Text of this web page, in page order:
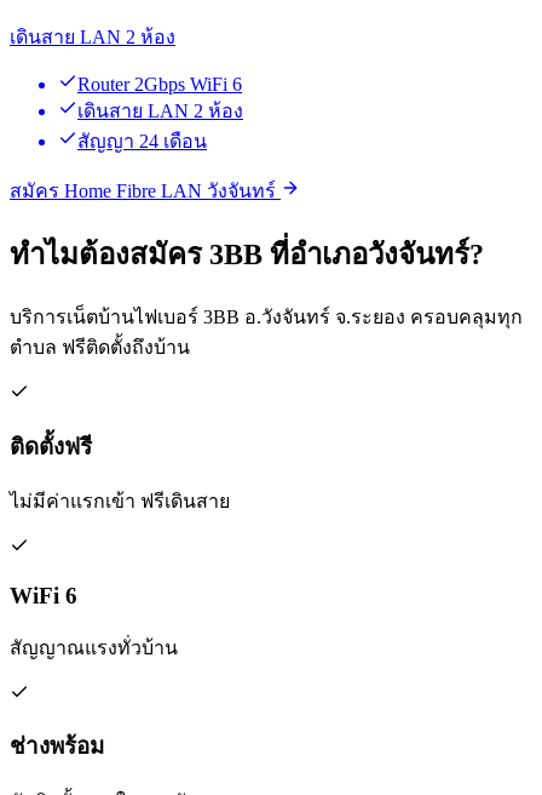
เดินสาย LAN 2 ห้อง
Router 2Gbps WiFi 6
เดินสาย LAN 2 ห้อง
สัญญา 24 เดือน
สมัคร Home Fibre LAN วังจันทร์
ทำไมต้องสมัคร 3BB ที่อำเภอวังจันทร์?
บริการเน็ตบ้านไฟเบอร์ 3BB อ.วังจันทร์ จ.ระยอง ครอบคลุมทุก
ตำบล ฟรีติดตั้งถึงบ้าน
ติดตั้งฟรี
ไม่มีค่าแรกเข้า ฟรีเดินสาย
WiFi 6
สัญญาณแรงทั่วบ้าน
ช่างพร้อม